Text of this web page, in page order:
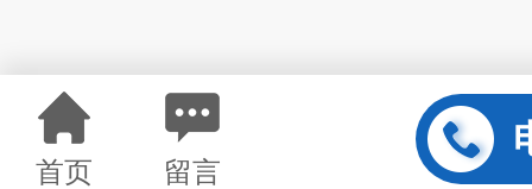
首页 留言